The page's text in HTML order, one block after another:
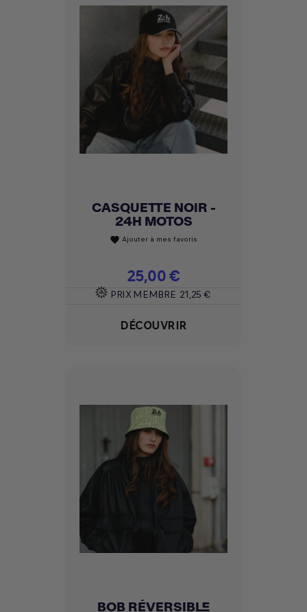
CASQUETTE NOIR -
24H MOTOS
favorite Ajouter à mes favoris
Prix
25,00 €
PRIX MEMBRE 21,25 €
DÉCOUVRIR
BOB RÉVERSIBLE